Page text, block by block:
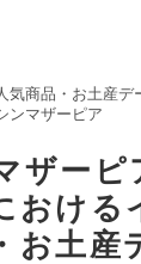
気商品・お土産デ
ンマザーピア
ザーピ
おける
お土産